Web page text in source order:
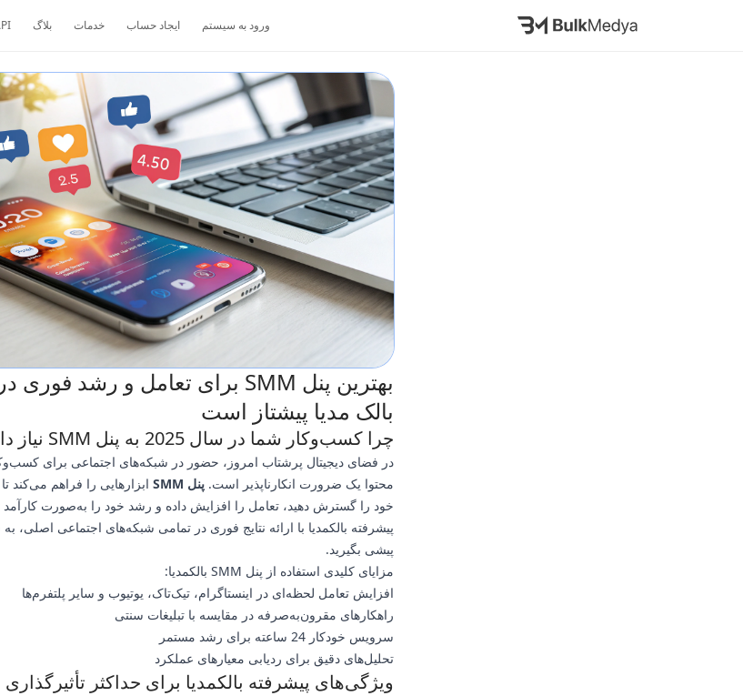
ورود به سیستم ایجاد حساب خدمات بلاگ
بالک مدیا پیشتاز است
چرا کسب‌وکار شما در سال 2025 به پنل SMM نیاز دارد؟
در فضای دیجیتال پرشتاب امروز، حضور در شبکه‌های اجتماعی برای
محتوا یک ضرورت انکارناپذیر است. پنل SMM
ابزارهایی را فراهم می‌کند
خود را گسترش دهید، تعامل را افزایش داده و رشد خود را به‌صورت کارآمد
پیشرفته بالکمدیا با ارائه نتایج فوری در تمامی شبکه‌های اجتماعی اصلی،
پیشی بگیرید.
مزایای کلیدی استفاده از پنل SMM بالکمدیا:
افزایش تعامل لحظه‌ای در اینستاگرام، تیک‌تاک، یوتیوب و سایر پلتفرم‌ها
راهکارهای مقرون‌به‌صرفه در مقایسه با تبلیغات سنتی
سرویس خودکار 24 ساعته برای رشد مستمر
تحلیل‌های دقیق برای ردیابی معیارهای عملکرد
ویژگی‌های پیشرفته بالکمدیا برای حداکثر تأثیرگذاری